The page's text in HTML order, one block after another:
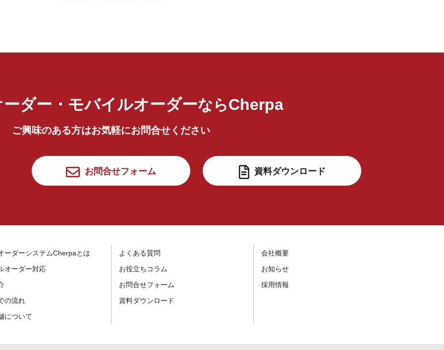
ダー・モバイルオーダーならCherpa
ご興味のある方はお気軽にお問合せください
お問合せフォーム 資料ダウンロード
ーダーシステムCherpaとは
オーダー対応
の流れ
について
よくある質問
お役立ちコラム
お問合せフォーム
資料ダウンロード
会社概要
お知らせ
採用情報